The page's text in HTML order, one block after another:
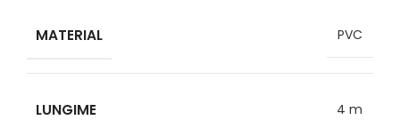
MATERIAL PVC
LUNGIME 4 m